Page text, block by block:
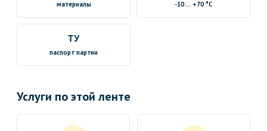
материалы -10 … +70 °C
ТУ
паспорт партии
Услуги по этой ленте